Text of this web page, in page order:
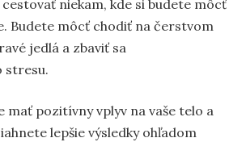
niekam, kde si budete môcť
Budete môcť chodiť na čerstvom
jedlá a zbaviť sa
stresu.
mať pozitívny vplyv na vaše telo a
lepšie výsledky ohľadom